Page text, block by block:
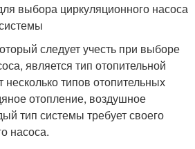
выбора циркуляционного насоса
следует учесть при выборе
является тип отопительной
типов отопительных
отопление, воздушное
тип системы требует своего
насоса.